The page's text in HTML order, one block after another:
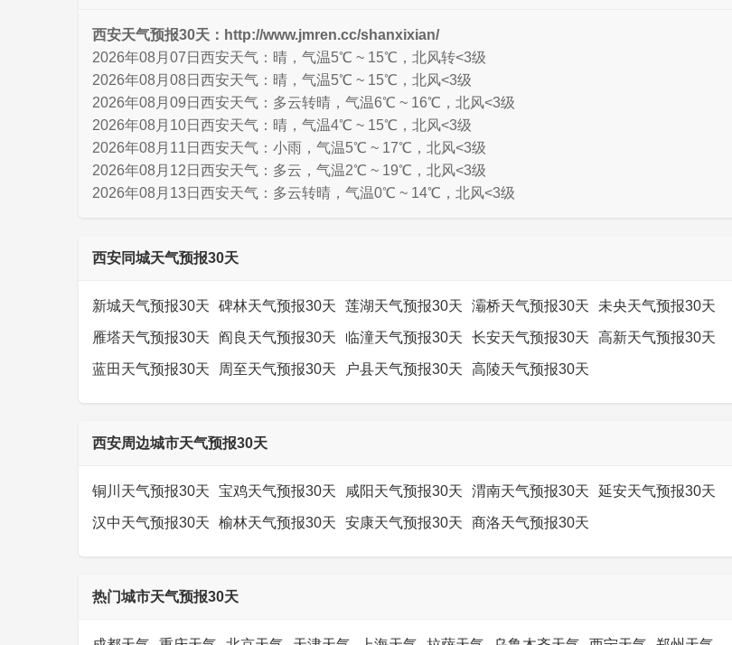
西安天气预报30天：http://www.jmren.cc/shanxixian/
2026年08月07日西安天气：晴，气温5℃ ~ 15℃，北风转<3级
2026年08月08日西安天气：晴，气温5℃ ~ 15℃，北风<3级
2026年08月09日西安天气：多云转晴，气温6℃ ~ 16℃，北风<3级
2026年08月10日西安天气：晴，气温4℃ ~ 15℃，北风<3级
2026年08月11日西安天气：小雨，气温5℃ ~ 17℃，北风<3级
2026年08月12日西安天气：多云，气温2℃ ~ 19℃，北风<3级
2026年08月13日西安天气：多云转晴，气温0℃ ~ 14℃，北风<3级
西安同城天气预报30天
新城天气预报30天 碑林天气预报30天 莲湖天气预报30天 灞桥天气预报30天 未央天气预报30天
雁塔天气预报30天 阎良天气预报30天 临潼天气预报30天 长安天气预报30天 高新天气预报30天
蓝田天气预报30天 周至天气预报30天 户县天气预报30天 高陵天气预报30天
西安周边城市天气预报30天
铜川天气预报30天 宝鸡天气预报30天 咸阳天气预报30天 渭南天气预报30天 延安天气预报30天
汉中天气预报30天 榆林天气预报30天 安康天气预报30天 商洛天气预报30天
热门城市天气预报30天